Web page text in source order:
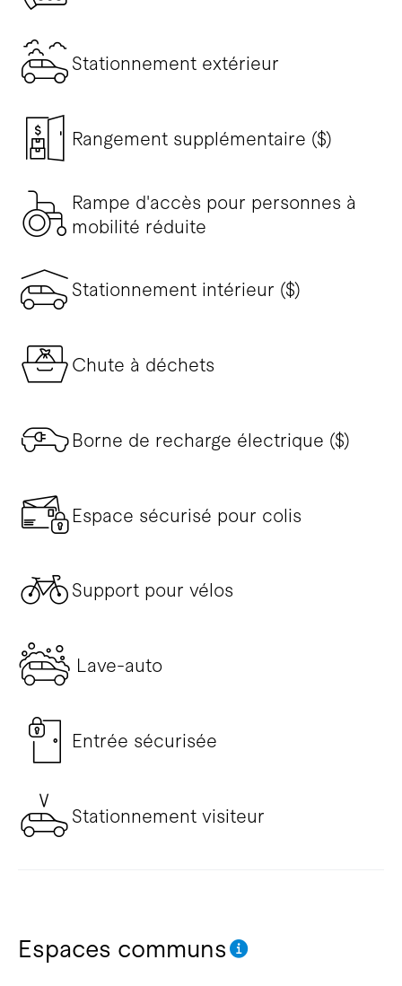
Stationnement extérieur
Rangement supplémentaire ($)
Rampe d'accès pour personnes à
mobilité réduite
Stationnement intérieur ($)
Chute à déchets
Borne de recharge électrique ($)
Espace sécurisé pour colis
Support pour vélos
Lave-auto
Entrée sécurisée
Stationnement visiteur
Espaces communs